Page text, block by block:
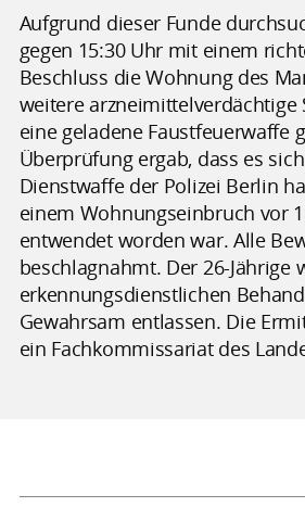
Aufgrund dieser Funde
gegen 15:30 Uhr mit einem
Beschluss die Wohnung des
weitere arzneimittelverdächtige
eine geladene Faustfeuerwaffe
Überprüfung ergab, dass es
Dienstwaffe der Polizei Berlin
einem Wohnungseinbruch vor
entwendet worden war. Alle
beschlagnahmt. Der 26-Jährige
erkennungsdienstlichen
Gewahrsam entlassen. Die
ein Fachkommissariat des